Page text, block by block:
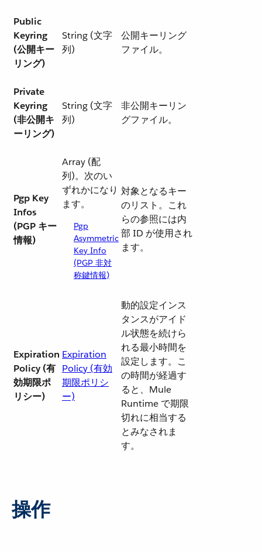
Public
Keyring
(公開キー
リング)
String (文字
列)
公開キーリング
ファイル。
Private
Keyring
(非公開キ
ーリング)
String (文字
列)
非公開キーリン
グファイル。
Pgp Key
Infos
(PGP キー
情報)
Array (配
列)。次のい
ずれかになり
ます。
Pgp
Asymmetric
Key Info
(PGP 非対
称鍵情報)
対象となるキー
のリスト。これ
らの参照には内
部 ID が使用され
ます。
Expiration
Policy (有
効期限ポ
リシー)
Expiration
Policy (有効
期限ポリシ
ー)
動的設定インス
タンスがアイド
ル状態を続けら
れる最小時間を
設定します。こ
の時間が経過す
ると、Mule
Runtime で期限
切れに相当する
とみなされま
す。
操作